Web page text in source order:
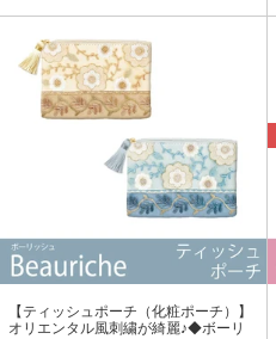
【ティッシュポーチ（化粧ポーチ）】
オリエンタル風刺繍が綺麗♪◆ボーリ